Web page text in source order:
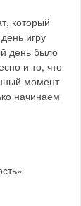
который
игру
день было
и то, что
момент
начинаем